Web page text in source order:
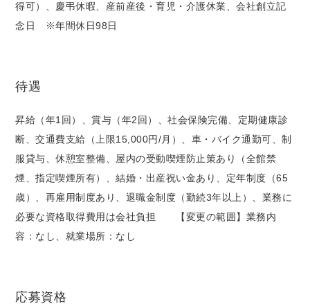
得可）、慶弔休暇、産前産後・育児・介護休業、会社創立記
念日 ※年間休日98日
待遇
昇給（年1回）、賞与（年2回）、社会保険完備、定期健康診
断、交通費支給（上限15,000円/月）、車・バイク通勤可、制
服貸与、休憩室整備、屋内の受動喫煙防止策あり（全館禁
煙、指定喫煙所有）、結婚・出産祝い金あり、定年制度（65
歳）、再雇用制度あり、退職金制度（勤続3年以上）、業務に
必要な資格取得費用は会社負担 【変更の範囲】業務内
容：なし、就業場所：なし
応募資格